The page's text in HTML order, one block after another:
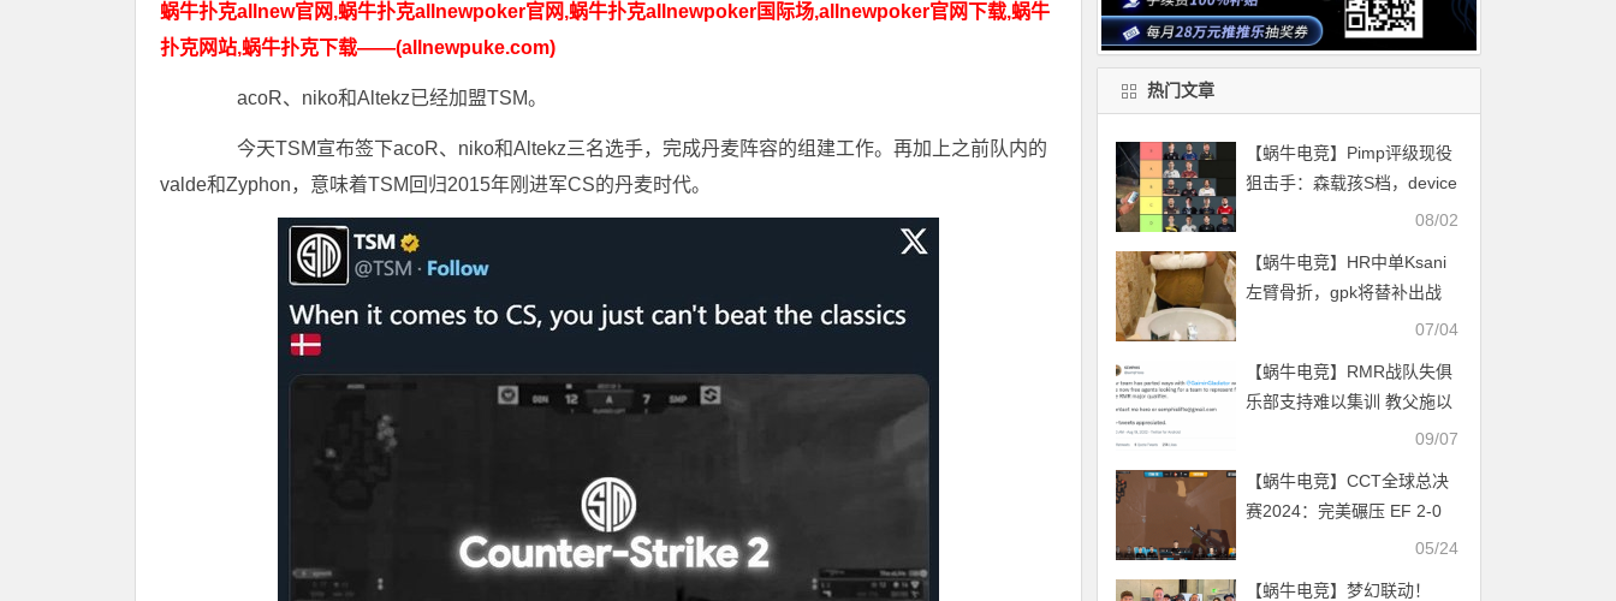
蜗牛扑克allnew官网,蜗牛扑克allnewpoker官网,蜗牛扑克allnewpoker国际场,allnewpoker官网下载,蜗牛
扑克网站,蜗牛扑克下载——(allnewpuke.com)
acoR、niko和Altekz已经加盟TSM。
今天TSM宣布签下acoR、niko和Altekz三名选手，完成丹麦阵容的组建工作。再加上之前队内的
valde和Zyphon，意味着TSM回归2015年刚进军CS的丹麦时代。
热门文章
【蜗牛电竞】Pimp评级现役
狙击手：森载孩S档，device
与sh1ro位居A档【EV扑克小
08/02
【蜗牛电竞】HR中单Ksani
左臂骨折，gpk将替补出战
07/04
【蜗牛电竞】RMR战队失俱
乐部支持难以集训 教父施以
09/07
【蜗牛电竞】CCT全球总决
赛2024：完美碾压 EF 2-0
GL【EV扑克小游戏官网】
05/24
【蜗牛电竞】梦幻联动！